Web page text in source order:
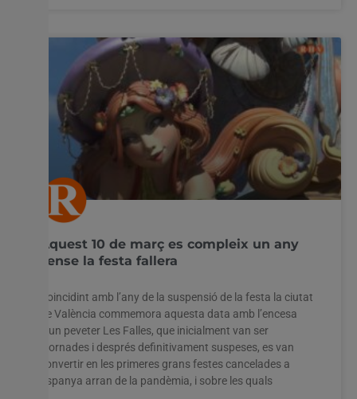
Aquest 10 de març es compleix un any
sense la festa fallera
Coincidint amb l’any de la suspensió de la festa la ciutat
de València commemora aquesta data amb l’encesa
d’un peveter Les Falles, que inicialment van ser
ajornades i després definitivament suspeses, es van
convertir en les primeres grans festes cancelades a
Espanya arran de la pandèmia, i sobre les quals